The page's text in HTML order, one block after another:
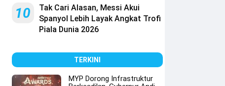
10
Tak Cari Alasan, Messi Akui
Spanyol Lebih Layak Angkat Trofi
Piala Dunia 2026
TERKINI
MYP Dorong Infrastruktur